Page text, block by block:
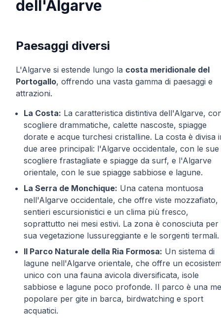
dell'Algarve
Paesaggi diversi
L'Algarve si estende lungo la costa meridionale del
Portogallo, offrendo una vasta gamma di paesaggi e
attrazioni.
La Costa: La caratteristica distintiva dell'Algarve,
scogliere drammatiche, calette nascoste, spiagge
dorate e acque turchesi cristalline. La costa è divisa
due aree principali: l'Algarve occidentale, con le sue
scogliere frastagliate e spiagge da surf, e l'Algarve
orientale, con le sue spiagge sabbiose e lagune.
La Serra de Monchique: Una catena montuosa
nell'Algarve occidentale, che offre viste mozzafiato,
sentieri escursionistici e un clima più fresco,
soprattutto nei mesi estivi. La zona è conosciuta per
sua vegetazione lussureggiante e le sorgenti termali.
Il Parco Naturale della Ria Formosa: Un sistema di
lagune nell'Algarve orientale, che offre un
unico con una fauna avicola diversificata, isole
sabbiose e lagune poco profonde. Il parco è una
popolare per gite in barca, birdwatching e sport
acquatici.